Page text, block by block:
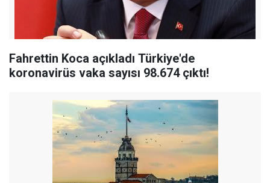
Fahrettin Koca açıkladı Türkiye'de
koronavirüs vaka sayısı 98.674 çıktı!